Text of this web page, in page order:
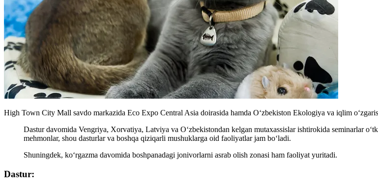
High Town City Mall savdo markazida Eco Expo Central Asia doirasida hamda O‘zbekiston Ekologiya va iqlim
Dastur davomida Vengriya, Xorvatiya, Latviya va O‘zbekistondan kelgan mutaxassislar ishtirokida seminarlar
mehmonlar, shou dasturlar va boshqa qiziqarli mushuklarga oid faoliyatlar jam bo‘ladi.
Shuningdek, ko‘rgazma davomida boshpanadagi jonivorlarni asrab olish zonasi ham faoliyat yuritadi.
Dastur: